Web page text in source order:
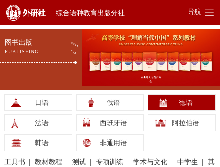
综合语种教育出版分社 导航
图书出版
PUBLISHING
日语 俄语 德语
法语 西班牙语 阿拉伯语
韩语 非通用语
工具书 教材教程 测试 专项训练 学术与文化 中学生
其